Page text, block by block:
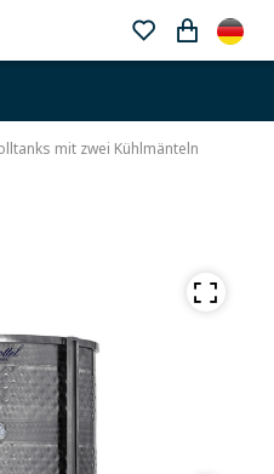
mit zwei Kühlmänteln